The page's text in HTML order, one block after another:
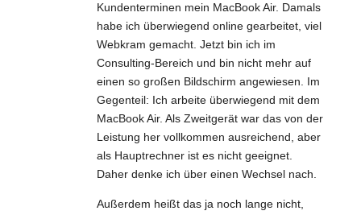
Kundenterminen mein MacBook Air. Damals
habe ich überwiegend online gearbeitet, viel
Webkram gemacht. Jetzt bin ich im
Consulting-Bereich und bin nicht mehr auf
einen so großen Bildschirm angewiesen. Im
Gegenteil: Ich arbeite überwiegend mit dem
MacBook Air. Als Zweitgerät war das von der
Leistung her vollkommen ausreichend, aber
als Hauptrechner ist es nicht geeignet.
Daher denke ich über einen Wechsel nach.
Außerdem heißt das ja noch lange nicht,